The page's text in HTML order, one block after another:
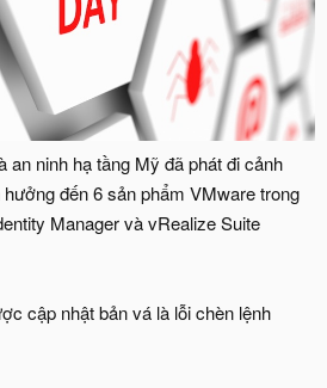
an ninh hạ tầng Mỹ đã phát đi cảnh
đến 6 sản phẩm VMware trong
Manager và vRealize Suite
cập nhật bản vá là lỗi chèn lệnh